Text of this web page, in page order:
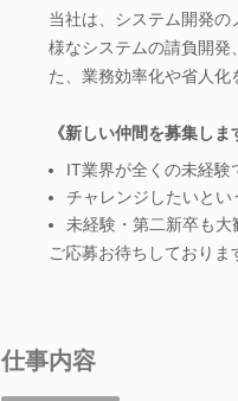
当社は、システム開発
様なシステムの請負開発
た、業務効率化や省人化
《新しい仲間を募集しま
IT業界が全くの未経験
チャレンジしたいとい
未経験・第二新卒も大
ご応募お待ちしておりま
仕事内容